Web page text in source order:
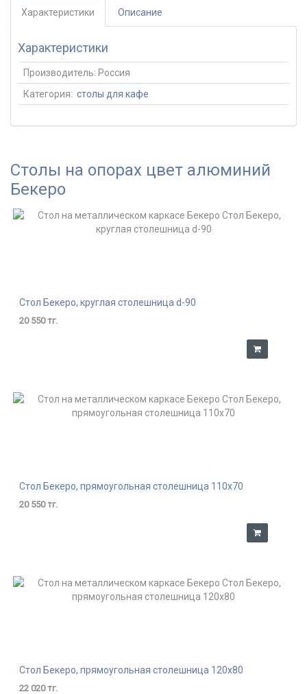
Характеристики Описание
Характеристики
Производитель: Россия
Категория: столы для кафе
Столы на опорах цвет алюминий
Бекеро
Стол Бекеро, круглая столешница d-90
20 550 тг.
Стол Бекеро, прямоугольная столешница 110х70
20 550 тг.
Стол Бекеро, прямоугольная столешница 120х80
22 020 тг.